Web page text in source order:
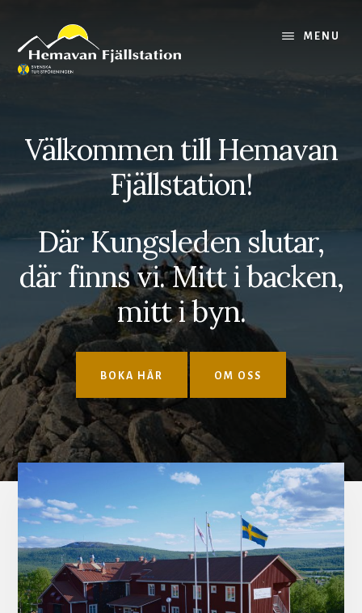
main
content
footer
MENU
Välkommen till Hemavan
Fjällstation!
Där Kungsleden slutar,
där finns vi. Mitt i backen,
mitt i byn.
BOKA HÄR OM OSS
Main
Content